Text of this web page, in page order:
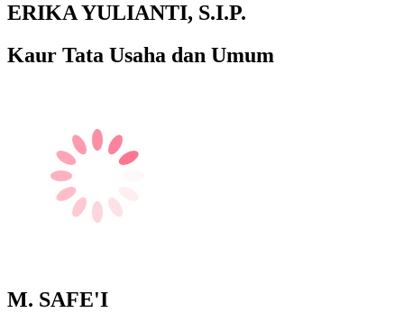
ERIKA YULIANTI, S.I.P.
Kaur Tata Usaha dan Umum
M. SAFE'I